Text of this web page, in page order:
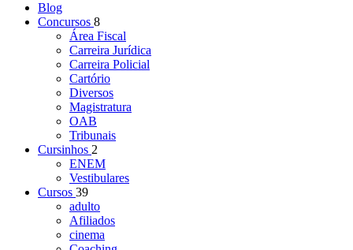
Blog
Concursos 8
Área Fiscal
Carreira Jurídica
Carreira Policial
Cartório
Diversos
Magistratura
OAB
Tribunais
Cursinhos 2
ENEM
Vestibulares
Cursos 39
adulto
Afiliados
cinema